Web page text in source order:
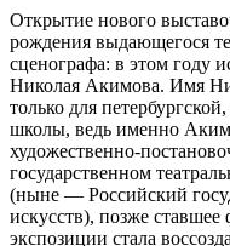
Открытие нового
рождения выдающегося
сценографа: в этом году
Николая Акимова. Имя
только для
школы, ведь именно
художественно-
государственном
(ныне — Российский
искусств), позже
экспозиции стала